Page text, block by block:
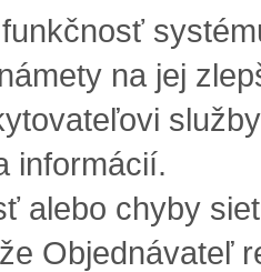
na jej
informácií.
alebo chyby
Objednávateľ